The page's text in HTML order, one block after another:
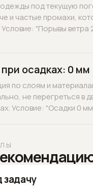
под текущую
и частые промахи,
"Порывы ветра
осадках: 0 мм
по слоям и
не перегреться в
Условие: "Осадки 0
задачу